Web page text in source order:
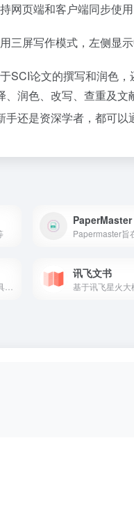
网页端和客户端同步使
三屏写作模式，左侧显
SCI论文的撰写和润色
润色、改写、查重及
还是资深学者，都可以
PaperMaster
讯飞文书